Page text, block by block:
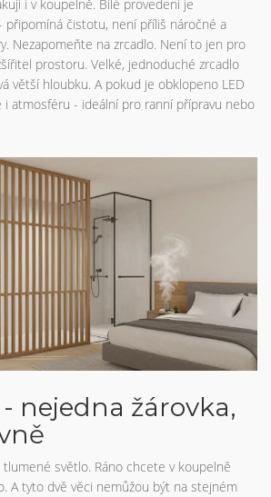
i v koupelně. Bílé provedení je
připomíná čistotu, není příliš náročné a
Nezapomeňte na zrcadlo. Není to jen pro
prostoru. Velké, jednoduché zrcadlo
větší hloubku. A pokud je obklopeno LED
i atmosféru - ideální pro ranní přípravu nebo
nejedna žárovka,
světlo. Ráno chcete v koupelně
A tyto dvě věci nemůžou být na stejném